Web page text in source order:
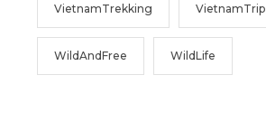
VietnamTrekking VietnamTrip
WildAndFree WildLife